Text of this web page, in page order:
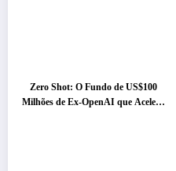
Zero Shot: O Fundo de US$100
Milhões de Ex-OpenAI que Acelera